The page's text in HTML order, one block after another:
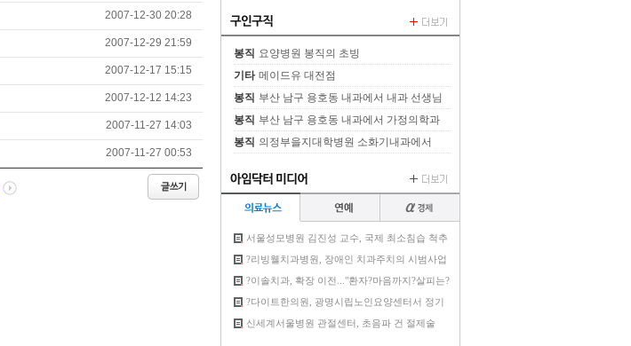
봉직 요양병원 봉직의 초빙
기타 메이드유 대전점
봉직 부산 남구 용호동 내과에서 내과 선생님
을 정중하게 모십니다.
봉직 부산 남구 용호동 내과에서 가정의학과
선생님을 정중하게 모십니다.
봉직 의정부을지대학병원 소화기내과에서
서울성모병원 김진성 교수, 국제 최소침습 척추
수술 교과서 공동 편집 참여
?리빙웰치과병원, 장애인 치과주치의 시범사업
참여 의료기관 선정
?이솔치과, 확장 이전..."환자?마음까지?살피는?
진료 목표"
?다이트한의원, 광명시립노인요양센터서 정기
의료봉사…“2년째 이어지는 따뜻한 한의학 나눔”
신세계서울병원 관절센터, 초음파 건 절제술
2007-12-30 20:28
2007-12-29 21:59
2007-12-17 15:15
2007-12-12 14:23
2007-11-27 14:03
2007-11-27 00:53